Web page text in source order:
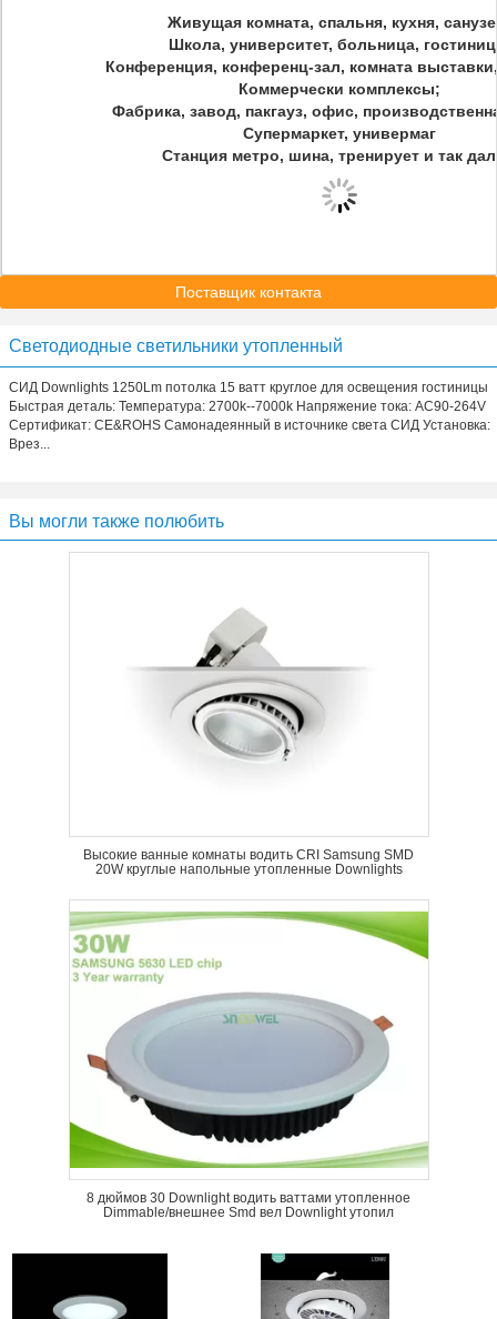
Живущая комната, спальня, кухня,
Школа, университет, больница,
Конференция, конференц-зал, комната
Коммерчески комплексы;
Фабрика, завод, пакгауз, офис,
Супермаркет, универмаг
Станция метро, шина, тренирует и так
Поставщик контакта
Светодиодные светильники утопленный
СИД Downlights 1250Lm потолка 15 ватт круглое для освещения гостиницы
Быстрая деталь: Температура: 2700k--7000k Напряжение тока: AC90-264V
Сертификат: CE&ROHS Самонадеянный в источнике света СИД Установка:
Врез...
Вы могли также полюбить
Высокие ванные комнаты водить CRI Samsung SMD
20W круглые напольные утопленные Downlights
8 дюймов 30 Downlight водить ваттами утопленное
Dimmable/внешнее Smd вел Downlight утопил